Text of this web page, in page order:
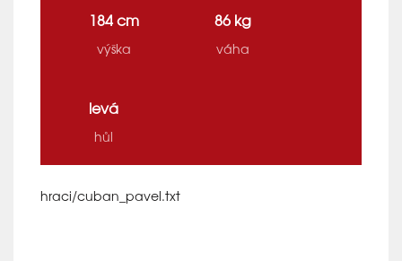
184 cm
výška
86 kg
váha
levá
hůl
hraci/cuban_pavel.txt